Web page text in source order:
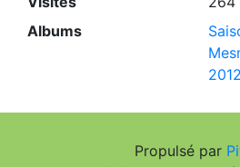
Albums
2012
Propulsé par